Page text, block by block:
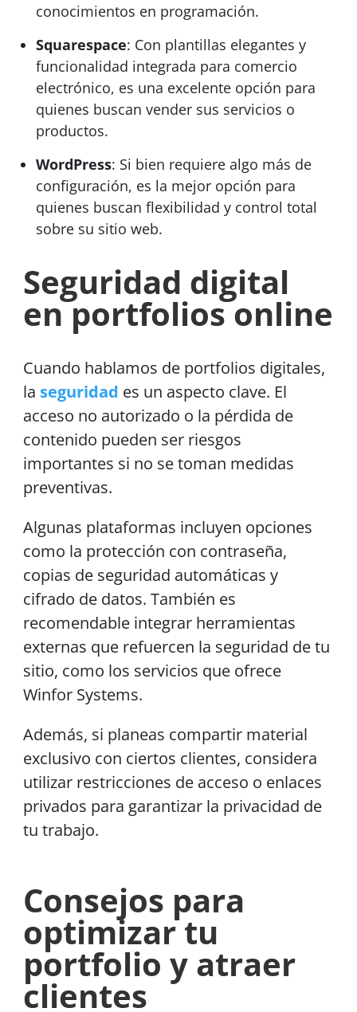
conocimientos en programación.
Squarespace: Con plantillas elegantes y
funcionalidad integrada para comercio
electrónico, es una excelente opción para
quienes buscan vender sus servicios o
productos.
WordPress: Si bien requiere algo más de
configuración, es la mejor opción para
quienes buscan flexibilidad y control total
sobre su sitio web.
Seguridad digital
en portfolios online
Cuando hablamos de portfolios digitales,
la seguridad es un aspecto clave. El
acceso no autorizado o la pérdida de
contenido pueden ser riesgos
importantes si no se toman medidas
preventivas.
Algunas plataformas incluyen opciones
como la protección con contraseña,
copias de seguridad automáticas y
cifrado de datos. También es
recomendable integrar herramientas
externas que refuercen la seguridad de tu
sitio, como los servicios que ofrece
Winfor Systems.
Además, si planeas compartir material
exclusivo con ciertos clientes, considera
utilizar restricciones de acceso o enlaces
privados para garantizar la privacidad de
tu trabajo.
Consejos para
optimizar tu
portfolio y atraer
clientes